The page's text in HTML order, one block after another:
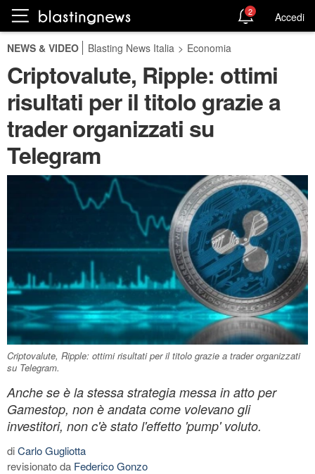
2 Accedi
NEWS & VIDEO Blasting News Italia > Economia
Criptovalute, Ripple: ottimi
risultati per il titolo grazie a
trader organizzati su
Telegram
Criptovalute, Ripple: ottimi risultati per il titolo grazie a trader organizzati
su Telegram.
Anche se è la stessa strategia messa in atto per
Gamestop, non è andata come volevano gli
investitori, non c'è stato l'effetto 'pump' voluto.
diCarlo Gugliotta
revisionato da Federico Gonzo